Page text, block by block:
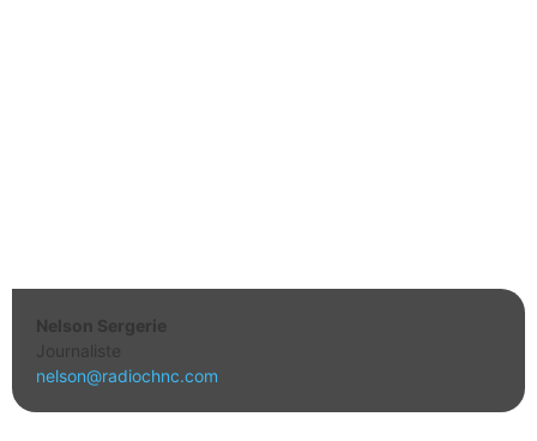
Nelson Sergerie
Journaliste
nelson@radiochnc.com